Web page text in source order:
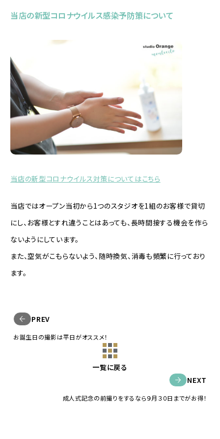
当店の新型コロナウイルス感染予防策について
当店の新型コロナウイルス対策についてはこちら
当店ではオープン当初から1つのスタジオを1組のお客様で貸切
にし、お客様とすれ違うことはあっても、長時間接する機会を作ら
ないようにしています。
また、空気がこもらないよう、随時換気、消毒も頻繁に行っており
ます。
PREV
お誕生日の撮影は平日がオススメ！
一覧に戻る
NEXT
成人式記念の前撮りをするなら９月３０日までがお得！